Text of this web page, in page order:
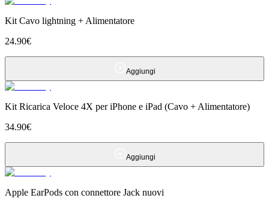
Kit Cavo lightning + Alimentatore
24.90€
Aggiungi
Kit Ricarica Veloce 4X per iPhone e iPad (Cavo + Alimentatore)
34.90€
Aggiungi
Apple EarPods con connettore Jack nuovi